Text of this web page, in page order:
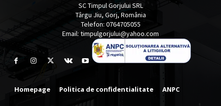
SC Timpul Gorjului SRL
Târgu Jiu, Gorj, România
Telefon: 0764705055
Email: timpulgorjului@yahoo.com
Homepage Politica de confidentialitate ANPC